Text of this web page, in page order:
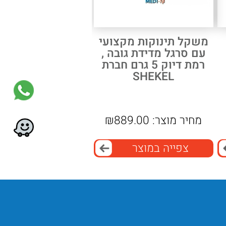
משקל תינוקות מקצועי
עם סרגל מדידת גובה ,
רמת דיוק 5 גרם חברת
SHEKEL
מחיר מוצר: ₪889.00
צפייה במוצר